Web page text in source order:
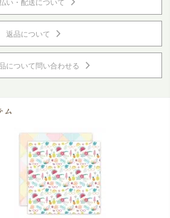
い・配送について
返品について
について問い合わせる